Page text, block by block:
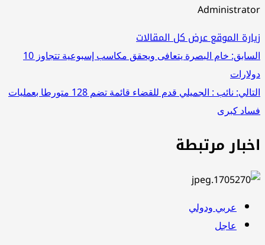
Administrator
زيارة الموقععرض كل المقالات
تصفّح
المقالات
السابق:
خام البصرة يتعافى ويحقق مكاسب إسبوعية تتجاوز 10
دولارات
التالي:
نائب : الجميلي قدم للقضاء قائمة تضم 128 متورطا بعمليات
فساد كبرى
اخبار مرتبطة
عربي ودولي
عاجل